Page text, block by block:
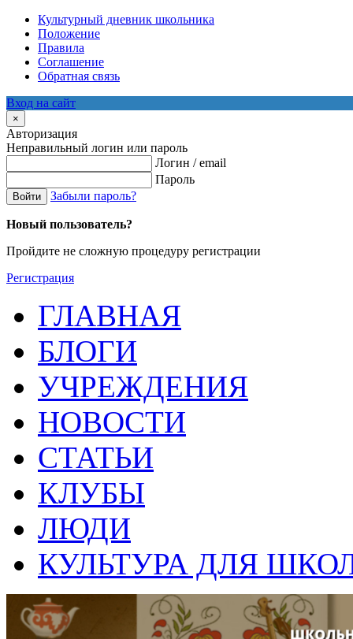
Культурный дневник школьника
Положение
Правила
Соглашение
Обратная связь
Вход на сайт
×
Авторизация
Неправильный логин или пароль
Логин / email
Пароль
Войти Забыли пароль?
Новый пользователь?
Пройдите не сложную процедуру регистрации
Регистрация
ГЛАВНАЯ
БЛОГИ
УЧРЕЖДЕНИЯ
НОВОСТИ
СТАТЬИ
КЛУБЫ
ЛЮДИ
КУЛЬТУРА ДЛЯ